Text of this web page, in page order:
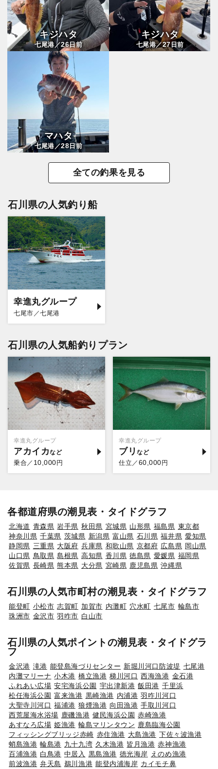
キジハタ
七尾港／26日前
キジハタ
七尾港／27日前
マハタ
七尾港／28 日前
全ての釣果を見る
石川県の人気釣り船
幸進丸グループ
七尾市／七尾港
石川県の人気船釣りプラン
幸進丸グループ
アカイカ
乗合／ 10,000 円
幸進丸グループ
ブリ
仕立／ 60,000 円
各都道府県の潮見表・タイドグラフ
北海道 青森県 岩手県 秋田県 宮城県 山形県 福島県 東京都
神奈川県 千葉県 茨城県 新潟県 富山県 石川県 福井県 愛知県
静岡県 三重県 大阪府 兵庫県 和歌山県 京都府 広島県 岡山県
山口県 鳥取県 島根県 高知県 香川県 徳島県 愛媛県 福岡県
佐賀県 長崎県 熊本県 大分県 宮崎県 鹿児島県 沖縄県
石川県の人気市町村の潮見表・タイドグラフ
能登町 小松市 志賀町 加賀市 内灘町 穴水町 七尾市 輪島市
珠洲市 金沢市 羽咋市 白山市
石川県の人気ポイントの潮見表・タイドグラ
フ
金沢港 滝港 能登島海づりセンター 新堀川河口防波堤 七尾港
内灘マリーナ 小木港 橋立漁港 梯川河口 西海漁港 金石港
ふれあい広場 安宅海浜公園 宇出津新港 飯田港 千里浜
松任海浜公園 富来漁港 黒崎漁港 内浦港 羽咋川河口
大聖寺川河口 福浦港 狼煙漁港 向田漁港 手取川河口
西荒屋海水浴場 鹿磯漁港 健民海浜公園 赤崎漁港
あすなろ広場 姫漁港 輪島マリンタウン 鹿島臨海公園
フィッシングブリッジ赤崎 赤住漁港 大島漁港 下佐々波漁港
蛸島漁港 輪島港 九十九湾 久木漁港 皆月漁港 赤神漁港
百浦漁港 白鳥港 中居入 黒島漁港 徳光海岸 えのめ漁港
前波漁港 弁天島 鵜川漁港 能登内浦海岸 カイモチ鼻